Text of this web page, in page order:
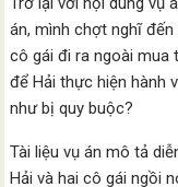
án, mình chợt nghĩ
cô gái đi ra ngoài mua
để Hải thực hiện hành
như bị quy buộc?
Tài liệu vụ án mô tả
Hải và hai cô gái ngồi